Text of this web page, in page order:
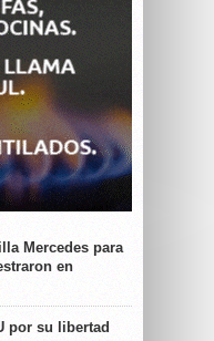
Mercedes para
en
por su libertad